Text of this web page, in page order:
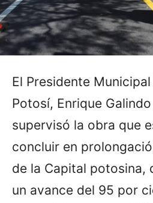
El Presidente
Potosí, Enrique
supervisó la obra que
concluir en
de la Capital potosina,
un avance del 95 por